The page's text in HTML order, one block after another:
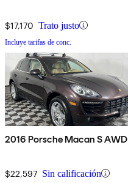
$17,170 Trato justo
Incluye tarifas de conc.
2016 Porsche Macan S AWD
$22,597 Sin calificación